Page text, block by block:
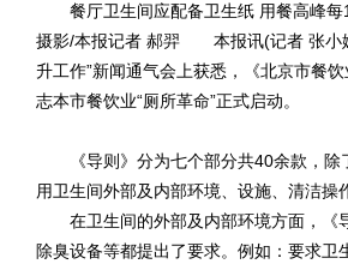
餐厅卫生间应配备卫生纸 用餐高峰每
摄影/本报记者 郝羿 本报讯(记者 张小
升工作”新闻通气会上获悉，《北京市餐
志本市餐饮业“厕所革命”正式启动。
《导则》分为七个部分共40余款，除了
用卫生间外部及内部环境、设施、清洁
在卫生间的外部及内部环境方面，《
除臭设备等都提出了要求。例如：要求